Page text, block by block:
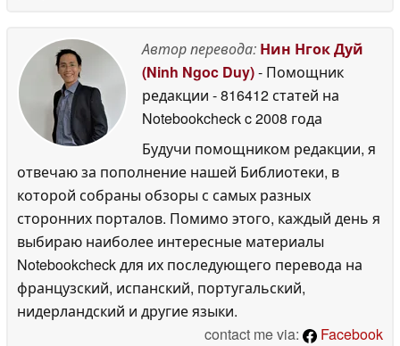
Автор перевода: Нин Нгок Дуй
(Ninh Ngoc Duy)- Помощник
редакции - 816412 статей на
Notebookcheckc 2008 года
Будучи помощником редакции, я
отвечаю за пополнение нашей Библиотеки, в
которой собраны обзоры с самых разных
сторонних порталов. Помимо этого, каждый день я
выбираю наиболее интересные материалы
Notebookcheck для их последующего перевода на
французский, испанский, португальский,
нидерландский и другие языки.
contact me via:
Facebook